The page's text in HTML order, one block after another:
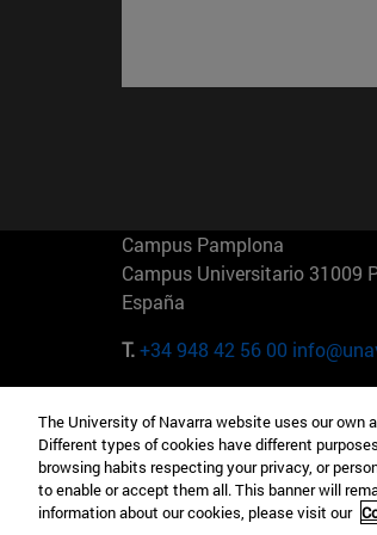
Campus Pamplona
Campus Universitario 31009
España
T.+34 948 42 56 00
Camino del Cerro Águila 3
Madrid España
T.+34 912 11 30 00
The University of Navarra website uses our own
Different types of cookies have different
browsing habits respecting your privacy, or
to enable or accept them all. This banner will
information about our cookies, please visit our